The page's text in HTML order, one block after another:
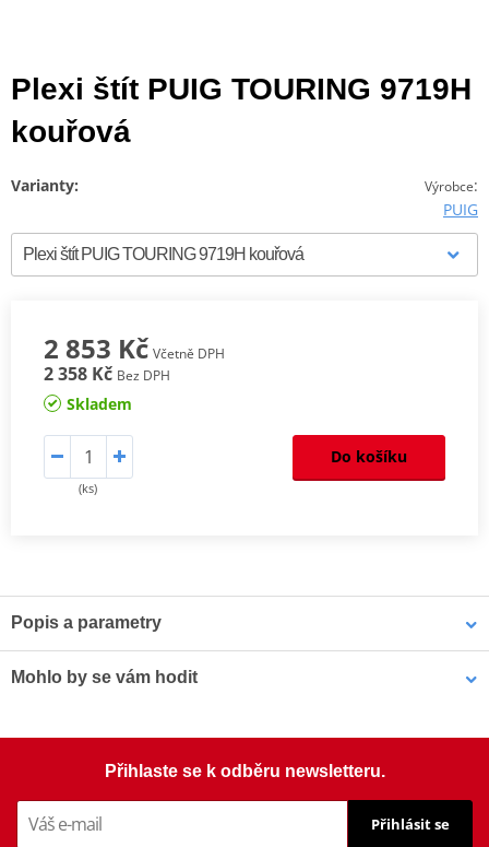
Plexi štít PUIG TOURING 9719H
kouřová
Výrobce:
PUIG
Varianty:
2 853 Kč Včetně DPH
2 358 Kč Bez DPH
Skladem
(ks)
Do košíku
Popis a parametry
PDF Aerodynamic test
PDF Comparative test
Mohlo by se vám hodit
Přihlaste se k odběru newsletteru.
Přihlásit se